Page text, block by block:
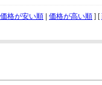
価格が安い順 価格が高い順 ] [